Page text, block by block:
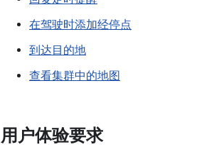
在驾驶时添加经停点
到达目的地
查看集群中的地图
用户体验要求